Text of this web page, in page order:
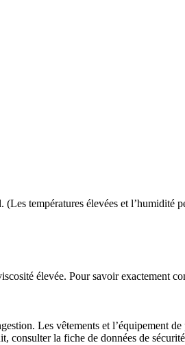
températures élevées et l’humidité
élevée. Pour savoir exactement
Les vêtements et l’équipement
consulter la fiche de données de